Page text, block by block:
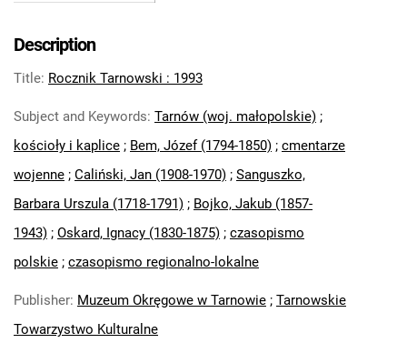
Description
Title: Rocznik Tarnowski : 1993
Subject and Keywords: Tarnów (woj. małopolskie) ;
kościoły i kaplice ; Bem, Józef (1794-1850) ; cmentarze
wojenne ; Caliński, Jan (1908-1970) ; Sanguszko,
Barbara Urszula (1718-1791) ; Bojko, Jakub (1857-
1943) ; Oskard, Ignacy (1830-1875) ; czasopismo
polskie ; czasopismo regionalno-lokalne
Publisher: Muzeum Okręgowe w Tarnowie ; Tarnowskie
Towarzystwo Kulturalne